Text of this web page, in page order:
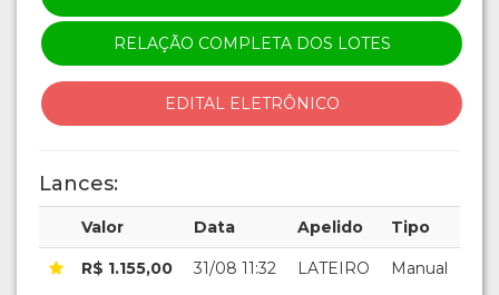
RELAÇÃO COMPLETA DOS LOTES
EDITAL ELETRÔNICO
Lances:
Valor Data Apelido Tipo
R$ 1.155,00 31/08 11:32 LATEIRO Manual